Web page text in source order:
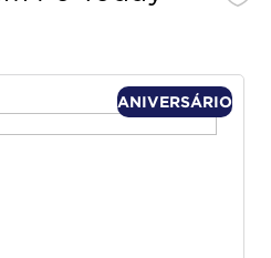
ANIVERSÁRIO